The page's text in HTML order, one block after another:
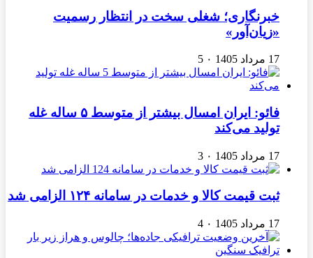
خبرنگاری؛ شغلی سخت در انتظار رسمیت
«زیان‌آور»
17 مرداد 1405 ۰ 5
فائو: ایران امسال بیشتر از متوسط ۵ ساله غله
تولید می‌کند
17 مرداد 1405 ۰ 3
ثبت قیمت کالا و خدمات در سامانه ۱۲۴ الزامی شد
17 مرداد 1405 ۰ 4